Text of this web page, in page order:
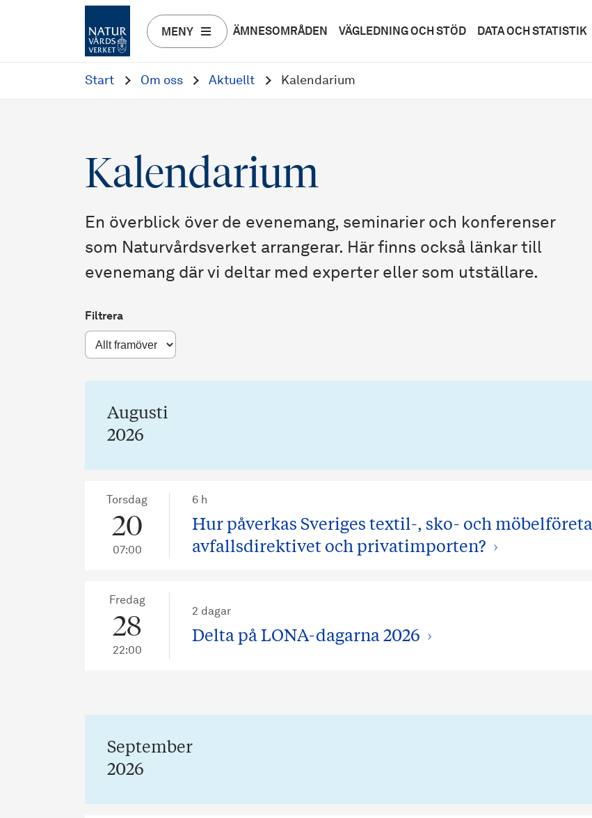
MENY ÄMNESOMRÅDEN VÄGLEDNING OCH STÖD DATA OCH STATISTIK
Start Om oss Aktuellt Kalendarium
Kalendarium
En överblick över de evenemang, seminarier och konferenser
som Naturvårdsverket arrangerar. Här finns också länkar till
evenemang där vi deltar med experter eller som utställare.
Filtrera
Augusti
2026
Torsdag
20
07:00
6 h
Hur påverkas Sveriges textil-, sko- och
avfallsdirektivet och privatimporten?
Fredag
28
22:00
2 dagar
Delta på LONA-dagarna 2026
September
2026